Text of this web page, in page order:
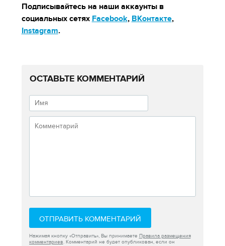
Подписывайтесь на наши аккаунты в
социальных сетях Facebook, ВКонтакте,
Instagram.
ОСТАВЬТЕ КОММЕНТАРИЙ
ОТПРАВИТЬ КОММЕНТАРИЙ
Нажимая кнопку «Отправить», Вы принимаете Правила размещения
комментариев. Комментарий не будет опубликован, если он